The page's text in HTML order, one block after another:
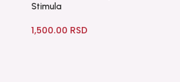
Stimula
1,500.00 RSD